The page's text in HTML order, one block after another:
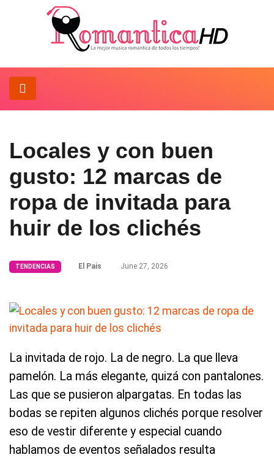
Locales y con buen
gusto: 12 marcas de
ropa de invitada para
huir de los clichés
TENDENCIAS El Pais June 27, 2026
La invitada de rojo. La de negro. La que lleva
pamelón. La más elegante, quizá con pantalones.
Las que se pusieron alpargatas. En todas las
bodas se repiten algunos clichés porque resolver
eso de vestir diferente y especial cuando
hablamos de eventos señalados resulta